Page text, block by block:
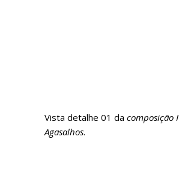
Vista detalhe 01 da composição I
Agasalhos.